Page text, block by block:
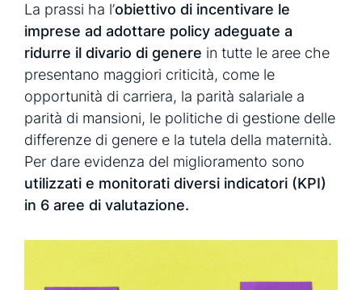
La prassi ha l’obiettivo di incentivare le
imprese ad adottare policy adeguate a
ridurre il divario di genere in tutte le aree che
presentano maggiori criticità, come le
opportunità di carriera, la parità salariale a
parità di mansioni, le politiche di gestione delle
differenze di genere e la tutela della maternità.
Per dare evidenza del miglioramento sono
utilizzati e monitorati diversi indicatori (KPI)
in 6 aree di valutazione.